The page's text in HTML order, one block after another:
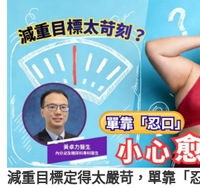
減重目標定得太嚴苛，單靠「